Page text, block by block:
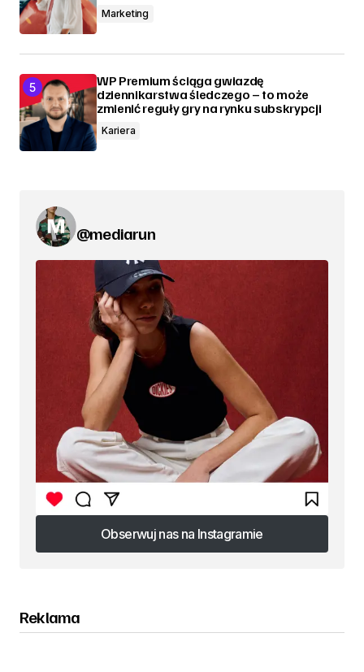
Marketing
WP Premium ściąga gwiazdę
dziennikarstwa śledczego – to może
zmienić reguły gry na rynku subskrypcji
Kariera
@mediarun
Obserwuj nas na Instagramie
Obserwuj nas na Instagramie
Reklama